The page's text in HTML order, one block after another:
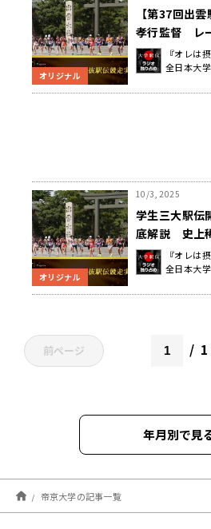
オリジナル
【第37回出
孝行監督 レ
『オレは
全日本大
オリジナル
10/3, 2025
学生三大駅伝
底解説 史上
のは？『オレは
全日本大
前ページ 1
年月別で見
2026年01月
2025年12月
帝京大学の記事一覧